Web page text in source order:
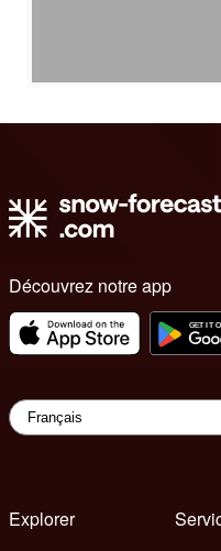
Découvrez notre app
Explorer